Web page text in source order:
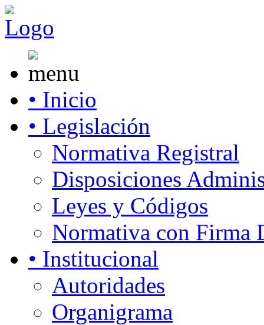
• Inicio
• Legislación
Normativa Registral
Disposiciones
Leyes y Códigos
Normativa con Firma
• Institucional
Autoridades
Organigrama